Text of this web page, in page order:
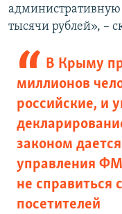
административную
тысячи рублей», –
В Крыму
миллионов
российские, и
законом
управления
не
посетителей